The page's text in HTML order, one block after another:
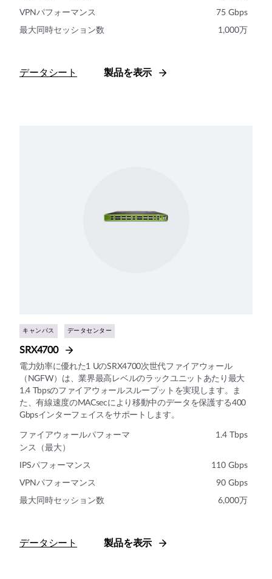
VPNパフォーマンス 75 Gbps
最大同時セッション数 1,000万
データシート 製品を表示
キャンパス データセンター
SRX4700
電力効率に優れた1 UのSRX4700次世代ファイアウォール
（NGFW）は、業界最高レベルのラックユニットあたり最大
1.4 Tbpsのファイアウォールスループットを実現します。ま
た、有線速度のMACsecにより移動中のデータを保護する400
Gbpsインターフェイスをサポートします。
ファイアウォールパフォーマ
ンス（最大）
1.4 Tbps
IPSパフォーマンス 110 Gbps
VPNパフォーマンス 90 Gbps
最大同時セッション数 6,000万
データシート 製品を表示